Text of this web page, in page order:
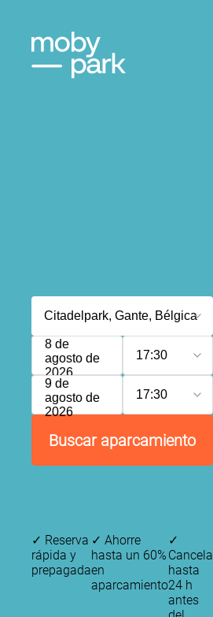
8 de
agosto de
2026
17:30
9 de
agosto de
2026
17:30
Buscar aparcamiento
✓ Reserva
rápida y
prepagada
✓ Ahorre
hasta un 60%
en
aparcamiento
✓
Cancela
hasta
24 h
antes